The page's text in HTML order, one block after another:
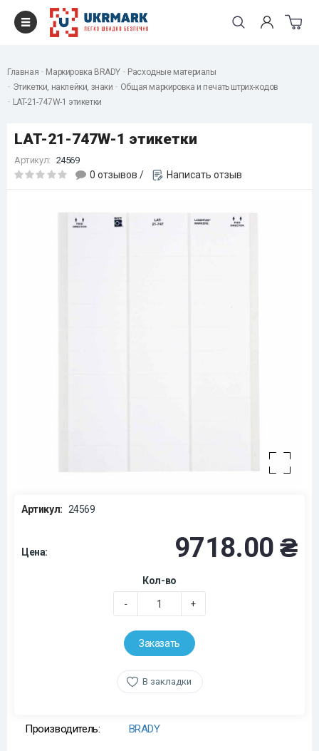
Главная Маркировка BRADY
Расходные материалы
Этикетки, наклейки, знаки
Общая маркировка и печать штрих-кодов
LAT-21-747W-1 этикетки
LAT-21-747W-1 этикетки
Артикул: 24569
0 отзывов / Написать отзыв
Артикул: 24569
Цена: 9718.00 ₴
Кол-во
- +
Заказать
В закладки
Производитель: BRADY